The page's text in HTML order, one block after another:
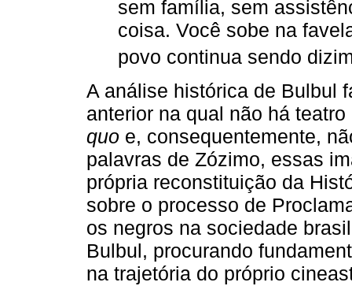
sem família, sem
coisa. Você sobe na
povo continua sendo
A análise histórica de Bulbul
anterior na qual não há
quo e, consequentemente,
palavras de Zózimo, essas
própria reconstituição da
sobre o processo de
os negros na sociedade
Bulbul, procurando
na trajetória do próprio